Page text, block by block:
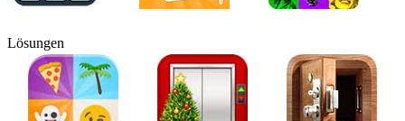
Lösungen